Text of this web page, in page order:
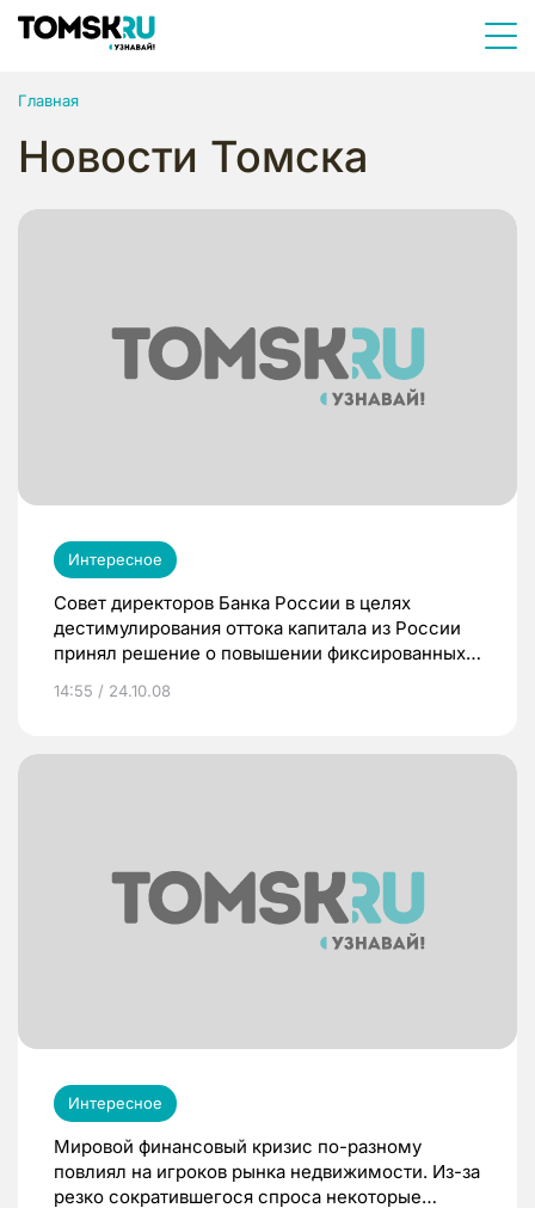
Главная
Новости Томска
Интересное
Совет директоров Банка России в целях
дестимулирования оттока капитала из России
принял решение о повышении фиксированных
проводимым Банком России.
14:55 / 24.10.08
Интересное
Мировой финансовый кризис по-разному
повлиял на игроков рынка недвижимости. Из-за
резко сократившегося спроса некоторые